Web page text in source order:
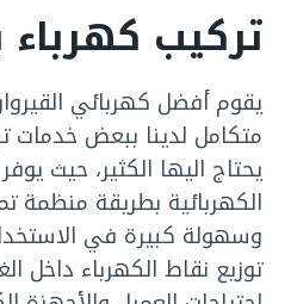
تركيب كهرباء
يقوم أفضل كهربائي
متكامل لدينا ببعض خدمات
يحتاج اليها الكثير، حيث
الكهربائية بطريقة منظمة
وسهولة كبيرة في
توزيع نقاط الكهرباء داخل